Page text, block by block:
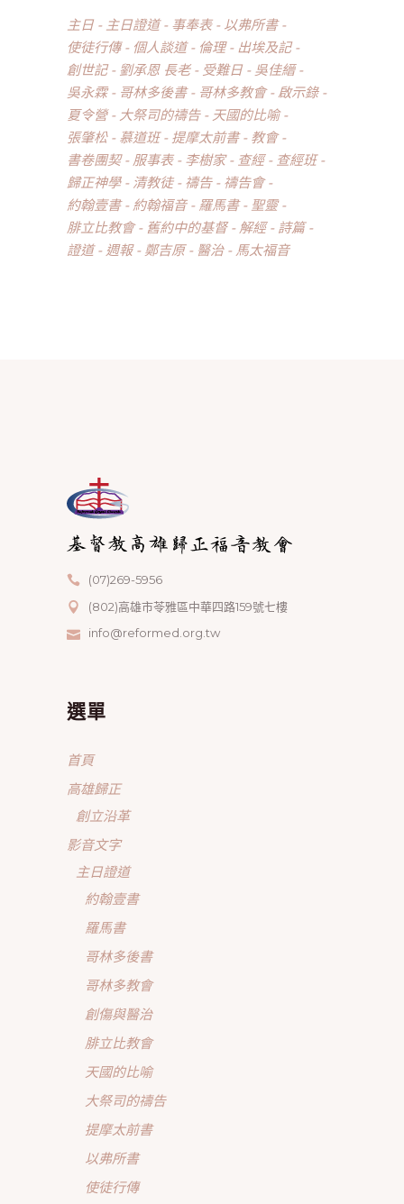
主日 主日證道 事奉表
以弗所書
使徒行傳
個人談道 倫理
出埃及記
創世記
劉承恩 長老 受難日
吳佳縉
吳永霖
哥林多後書 哥林多教會
啟示錄
夏令營
大祭司的禱告
天國的比喻
張肇松
慕道班 提摩太前書
教會
書卷團契
服事表 李樹家 查經
查經班
歸正神學
清教徒 禱告
禱告會
約翰壹書
約翰福音 羅馬書
聖靈
腓立比教會
舊約中的基督 解經
詩篇
證道
週報 鄭吉原 醫治 馬太福音
(07)269-5956
(802)高雄市苓雅區中華四路159號七樓
info@reformed.org.tw
選單
首頁
高雄歸正
創立沿革
影音文字
主日證道
約翰壹書
羅馬書
哥林多後書
哥林多教會
創傷與醫治
腓立比教會
天國的比喻
大祭司的禱告
提摩太前書
以弗所書
使徒行傳